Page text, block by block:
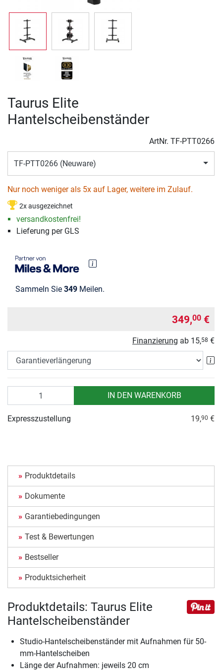
Taurus Elite
Hantelscheibenständer
ArtNr. TF-PTT0266
TF-PTT0266 (Neuware)
Nur noch weniger als 5x auf Lager, weitere im Zulauf.
2x ausgezeichnet
versandkostenfrei!
Lieferung per GLS
Sammeln Sie 349 Meilen.
349,00 €
Finanzierung ab 15,58 €
IN DEN WARENKORB
Expresszustellung 19,90 €
Produktdetails
Dokumente
Garantiebedingungen
Test & Bewertungen
Bestseller
Produktsicherheit
Produktdetails: Taurus Elite
Hantelscheibenständer
Studio-Hantelscheibenständer mit Aufnahmen für 50-
mm-Hantelscheiben
Länge der Aufnahmen: jeweils 20 cm